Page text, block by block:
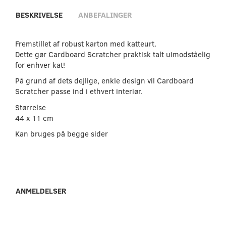
BESKRIVELSE ANBEFALINGER
Fremstillet af robust karton med katteurt.
Dette gør Cardboard Scratcher praktisk talt uimodståelig
for enhver kat!
På grund af dets dejlige, enkle design vil Cardboard
Scratcher passe ind i ethvert interiør.
Størrelse
44 x 11 cm
Kan bruges på begge sider
ANMELDELSER